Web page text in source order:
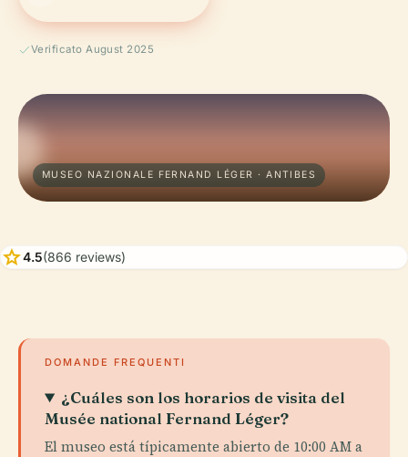
Verificato August 2025
MUSEO NAZIONALE FERNAND LÉGER · ANTIBES
star4.5(866 reviews)
DOMANDE FREQUENTI
¿Cuáles son los horarios de visita del
Musée national Fernand Léger?
El museo está típicamente abierto de 10:00 AM a